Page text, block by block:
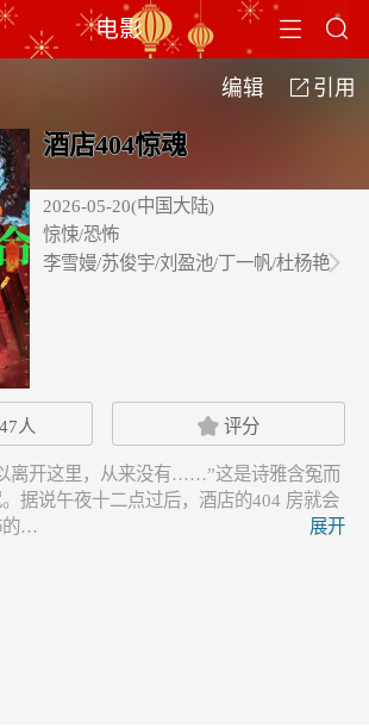
 
电影
编辑  引用
酒店404惊魂
2026-05-20(中国大陆)
惊悚/恐怖
李雪嫚/苏俊宇/刘盈池/丁一帆/杜杨艳
人  评分
离开这里，从来没有……”这是诗雅含冤而
据说午夜十二点过后，酒店的404 房就会
的…
展开